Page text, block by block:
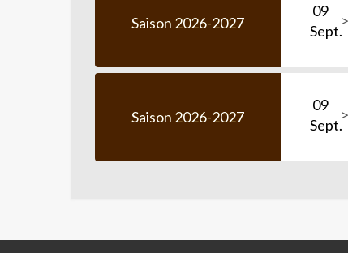
Saison 2026-2027
09
Sept.
Saison 2026-2027
09
Sept.